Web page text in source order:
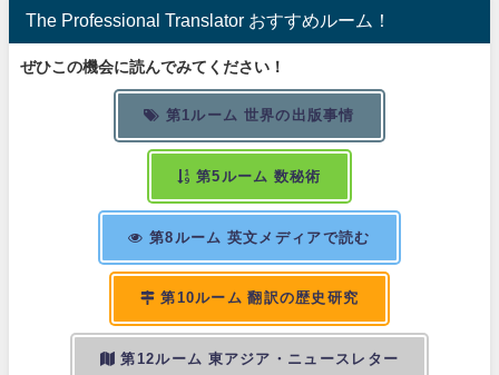
The Professional Translator おすすめルーム！
ぜひこの機会に読んでみてください！
第1ルーム 世界の出版事情
第5ルーム 数秘術
第8ルーム 英文メディアで読む
第10ルーム 翻訳の歴史研究
第12ルーム 東アジア・ニュースレター